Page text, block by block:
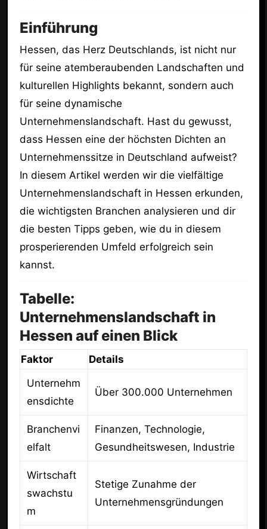
Einführung
Hessen, das Herz Deutschlands, ist nicht nur
für seine atemberaubenden Landschaften und
kulturellen Highlights bekannt, sondern auch
für seine dynamische
Unternehmenslandschaft. Hast du gewusst,
dass Hessen eine der höchsten Dichten an
Unternehmenssitze in Deutschland aufweist?
In diesem Artikel werden wir die vielfältige
Unternehmenslandschaft in Hessen erkunden,
die wichtigsten Branchen analysieren und dir
die besten Tipps geben, wie du in diesem
prosperierenden Umfeld erfolgreich sein
kannst.
Tabelle:
Unternehmenslandschaft in
Hessen auf einen Blick
Faktor
Details
Unternehm
ensdichte
Über 300.000 Unternehmen
Branchenvi
elfalt
Finanzen, Technologie,
Gesundheitswesen, Industrie
Wirtschaft
swachstu
m
Stetige Zunahme der
Unternehmensgründungen